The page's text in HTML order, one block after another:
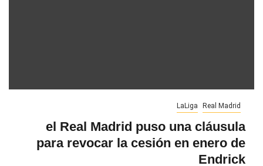
LaLiga Real Madrid
el Real Madrid puso una cláusula
para revocar la cesión en enero de
Endrick